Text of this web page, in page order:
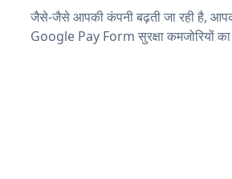
जैसे-जैसे आपकी कंपनी बढ़ती जा रही है,
Google Pay Form सुरक्षा कमजोरियों